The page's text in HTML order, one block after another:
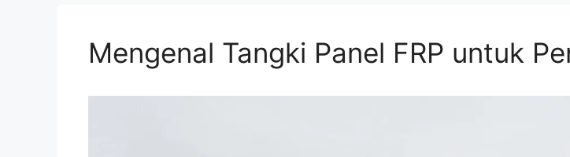
Mengenal Tangki Panel FRP untuk